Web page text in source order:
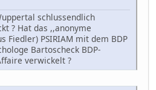
schlussendlich
? Hat das ,,anonyme
Fiedler) PSIRIAM mit dem BDP
Bartoscheck BDP-
verwickelt ?